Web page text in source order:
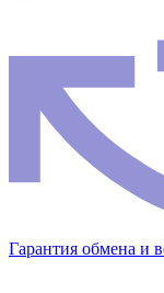
Гарантия обмена и